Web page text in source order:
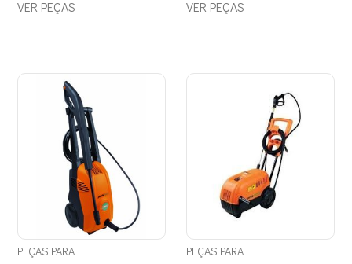
VER PEÇAS VER PEÇAS
PEÇAS PARA
PEÇAS PARA